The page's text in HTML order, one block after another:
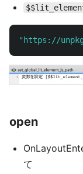
"https://
open
て